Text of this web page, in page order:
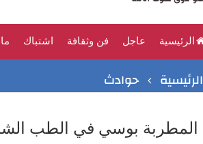
الرئيسية عاجل فن وثقافة اشتباك
الرئيسية حوادث
المطربة بوسي في الطب